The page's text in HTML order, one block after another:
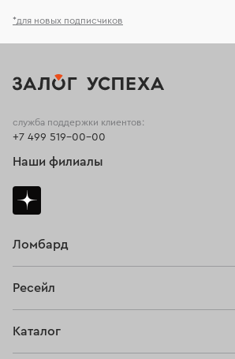
*для новых подписчиков
Ломбард
Тарифы
Ресейл
Каталог
служба поддержки клиентов:
+7 499 519-00-00
Наши филиалы